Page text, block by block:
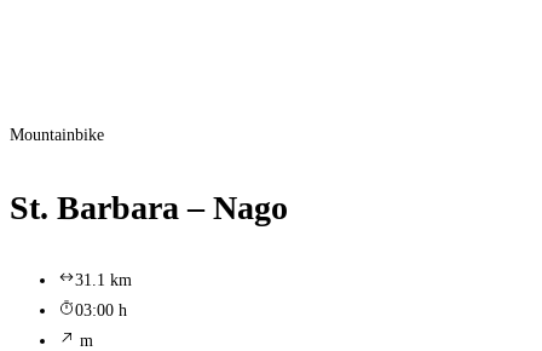
Mountainbike
St. Barbara – Nago
31.1 km
03:00 h
m